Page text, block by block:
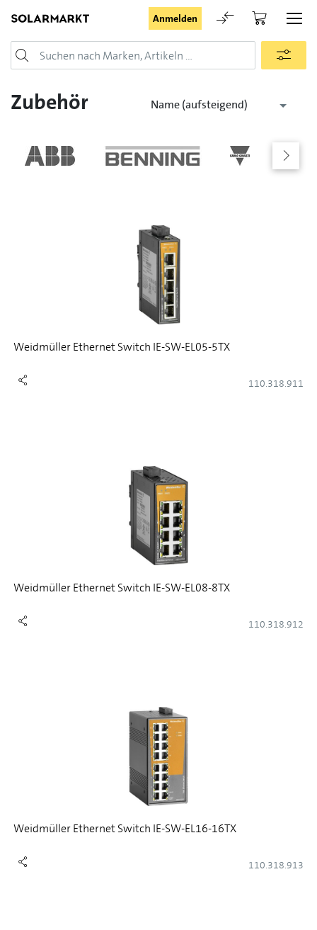
Anmelden
Login
Angemeldet bleiben
Passwort vergessen
Registrieranfrage für Login
Zubehör Name (aufsteigend)
Weidmüller Ethernet Switch IE-SW-EL05-5TX
110.318.911
Weidmüller Ethernet Switch IE-SW-EL08-8TX
110.318.912
Weidmüller Ethernet Switch IE-SW-EL16-16TX
110.318.913